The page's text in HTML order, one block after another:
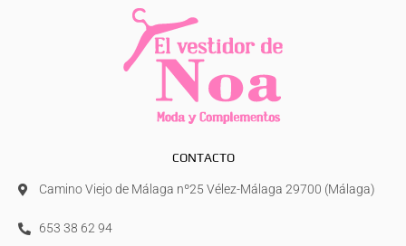
CONTACTO
Camino Viejo de Málaga nº25 Vélez-Málaga 29700 (Málaga)
653 38 62 94